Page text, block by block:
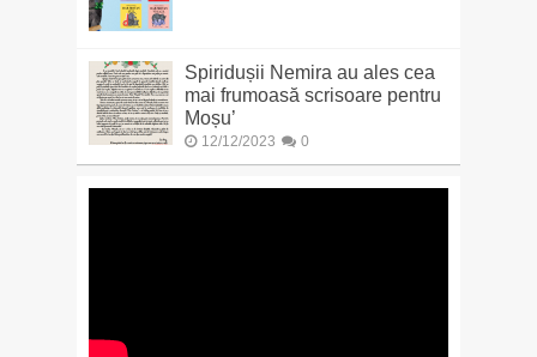
Spiridușii Nemira au ales cea
mai frumoasă scrisoare pentru
Moșu’
12/12/2023 0